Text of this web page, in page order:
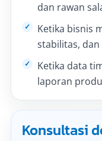
dan rawan
Ketika bisnis
stabilitas,
Ketika data
laporan
Konsultasi